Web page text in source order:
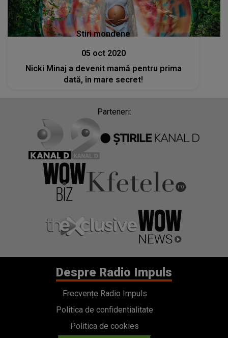
Stiri mondene
05 oct 2020
Nicki Minaj a devenit mamă pentru prima
dată, în mare secret!
Parteneri:
Despre Radio Impuls
Frecvențe Radio Impuls
Politica de confidentialitate
Politica de cookies